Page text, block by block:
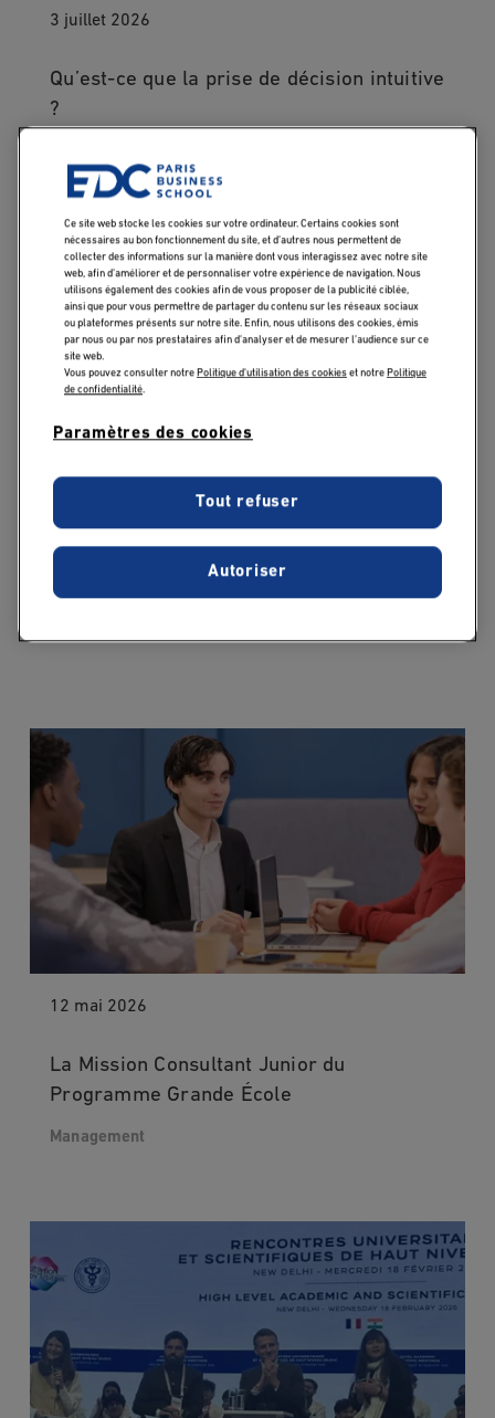
3 juillet 2026
Qu’est-ce que la prise de décision intuitive
?
EDC Paris Business School confirme son
ascension dans le paysage des grandes
12 mai 2026
La Mission Consultant Junior du
Programme Grande École
Management
Ce site web stocke les cookies sur votre ordinateur. Certains cookies sont
nécessaires au bon fonctionnement du site, et d’autres nous permettent de
collecter des informations sur la manière dont vous interagissez avec notre site
web, afin d’améliorer et de personnaliser votre expérience de navigation. Nous
utilisons également des cookies afin de vous proposer de la publicité ciblée,
ainsi que pour vous permettre de partager du contenu sur les réseaux sociaux
ou plateformes présents sur notre site. Enfin, nous utilisons des cookies, émis
par nous ou par nos prestataires afin d’analyser et de mesurer l’audience sur ce
site web.
Vous pouvez consulter notre Politique d'utilisation des cookieset notre Politique
de confidentialité.
Paramètres des cookies
Tout refuser
Autoriser